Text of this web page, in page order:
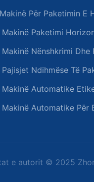
Makinë Për Paketimin E
Makinë Paketimi
Makinë Nënshkrimi Dhe
Pajisjet Ndihmëse Të
Makinë Automatike
Makinë Automatike Për
e autorit © 2025